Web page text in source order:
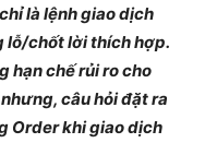
là lệnh giao dịch
lỗ/chốt lời thích hợp.
hạn chế rủi ro cho
câu hỏi đặt ra
Order khi giao dịch